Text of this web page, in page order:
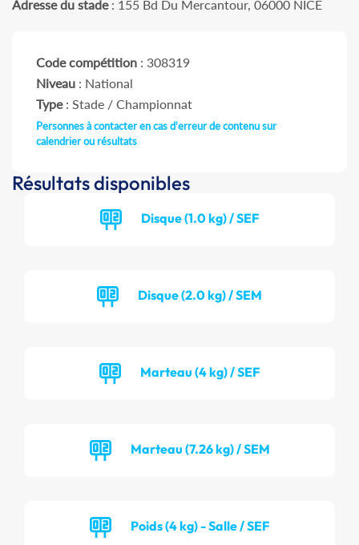
Adresse du stade: 155 Bd Du Mercantour, 06000 NICE
Code compétition : 308319
Niveau : National
Type: Stade / Championnat
Personnes à contacter en cas d'erreur de contenu sur
calendrier ou résultats
Résultats disponibles
Disque (1.0 kg) / SEF
Disque (2.0 kg) / SEM
Marteau (4 kg) / SEF
Marteau (7.26 kg) / SEM
Poids (4 kg) - Salle / SEF